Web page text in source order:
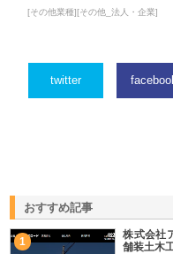
[その他業種][その他_法人・企業]
twitter
おすすめ記事
1
株式会社
舗装土木